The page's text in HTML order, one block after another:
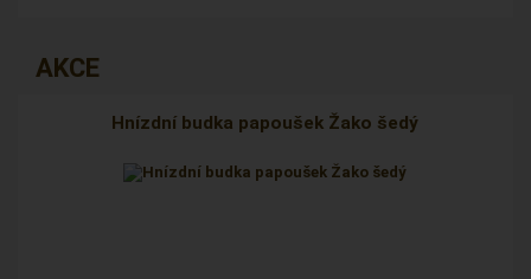
AKCE
Hnízdní budka papoušek Žako šedý